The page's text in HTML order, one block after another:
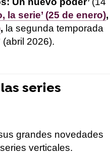
la serie’ (25 de enero),
, la segunda temporada
(abril 2026).
series
grandes novedades
verticales.